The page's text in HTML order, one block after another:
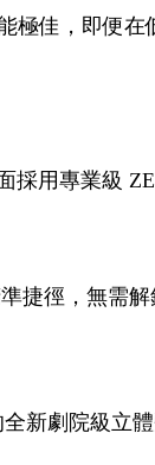
極佳，即便
用專業級
徑，無需解
新劇院級立